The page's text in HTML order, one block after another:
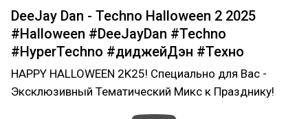
DeeJay Dan - Techno Halloween 2 2025
#Halloween #DeeJayDan #Techno
#HyperTechno #диджейДэн #Техно
HAPPY HALLOWEEN 2K25! Специально для Вас -
Эксклюзивный Тематический Микс к Празднику!